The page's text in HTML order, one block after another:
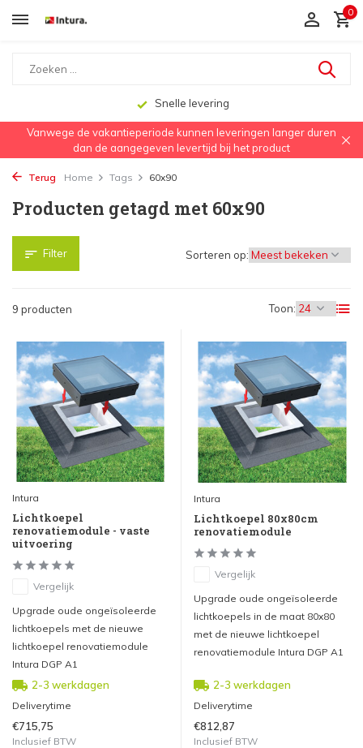
0
Snelle levering
Vanwege de vakantieperiode kunnen leveringen langer duren
dan de aangegeven levertijd bij het product
Terug Home Tags 60x90
Producten getagd met 60x90
Filter
9 producten Toon:
Sorteren op:
Intura
Lichtkoepel
renovatiemodule - vaste
uitvoering
Vergelijk
Upgrade oude ongeïsoleerde
lichtkoepels met de nieuwe
lichtkoepel renovatiemodule
Intura DGP A1
2-3 werkdagen
Deliverytime
€715,75
Inclusief BTW
Intura
Lichtkoepel 80x80cm
renovatiemodule
Vergelijk
Upgrade oude ongeïsoleerde
lichtkoepels in de maat 80x80
met de nieuwe lichtkoepel
renovatiemodule Intura DGP A1
2-3 werkdagen
Deliverytime
€812,87
Inclusief BTW